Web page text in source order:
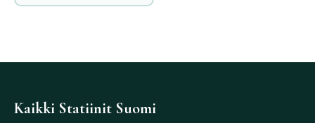
Kaikki Statiinit Suomi